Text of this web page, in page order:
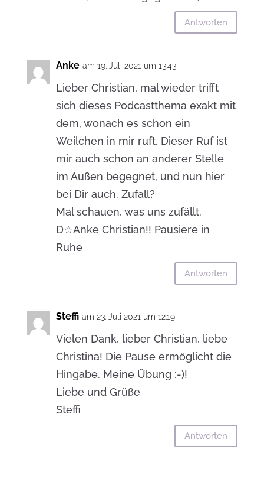
Antworten
Anke am 19. Juli 2021 um 13:43
Lieber Christian, mal wieder trifft
sich dieses Podcastthema exakt mit
dem, wonach es schon ein
Weilchen in mir ruft. Dieser Ruf ist
mir auch schon an anderer Stelle
im Außen begegnet, und nun hier
bei Dir auch. Zufall?
Mal schauen, was uns zufällt.
D☆Anke Christian!! Pausiere in
Ruhe
Antworten
Steffi am 23. Juli 2021 um 12:19
Vielen Dank, lieber Christian, liebe
Christina! Die Pause ermöglicht die
Hingabe. Meine Übung :-)!
Liebe und Grüße
Steffi
Antworten